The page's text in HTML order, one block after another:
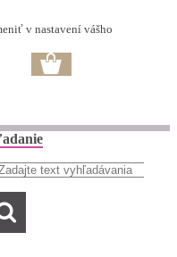
v nastavení vášho